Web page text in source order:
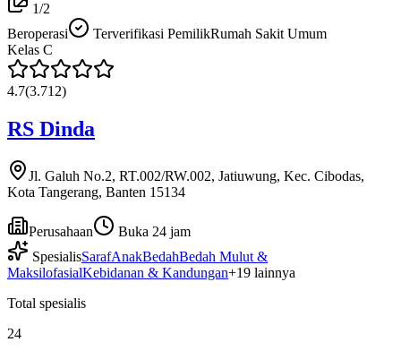
1/2
Beroperasi
Terverifikasi PemilikRumah Sakit Umum
Kelas C
4.7(3.712)
RS Dinda
Jl. Galuh No.2, RT.002/RW.002, Jatiuwung, Kec. Cibodas,
Kota Tangerang, Banten 15134
Perusahaan
Buka 24 jam
SpesialisSarafAnakBedahBedah Mulut &
MaksilofasialKebidanan & Kandungan+19 lainnya
Total spesialis
24